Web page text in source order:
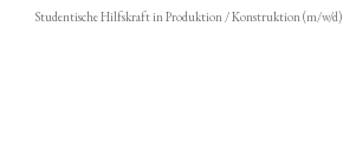
Studentische Hilfskraft in Produktion / Konstruktion (m/w/d)